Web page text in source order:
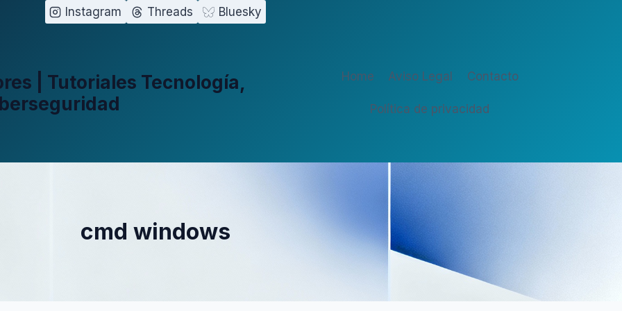
Instagram Threads Bluesky
| Tutoriales Tecnología,
Home Aviso Legal Contacto
Política de privacidad
cmd windows